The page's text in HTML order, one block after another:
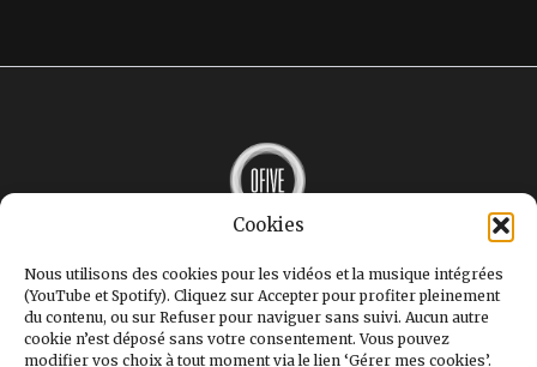
Cookies
Nous utilisons des cookies pour les vidéos et la musique intégrées
(YouTube et Spotify). Cliquez sur Accepter pour profiter pleinement
du contenu, ou sur Refuser pour naviguer sans suivi. Aucun autre
cookie n’est déposé sans votre consentement. Vous pouvez
modifier vos choix à tout moment via le lien ‘Gérer mes cookies’.
INTERVIEWS
GALERIE
STUDIOS
OFIVE+
CONTACT